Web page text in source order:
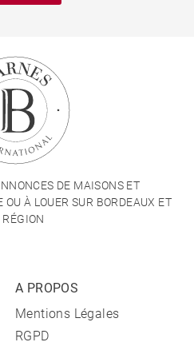
DE MAISONS ET
À LOUER SUR BORDEAUX ET
RÉGION
A PROPOS
Mentions Légales
RGPD